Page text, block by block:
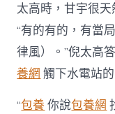
太高時，甘宇很天
“有的有的，有當
律風）。”倪太高
養網 觸下水電站
“包養 你說包養網